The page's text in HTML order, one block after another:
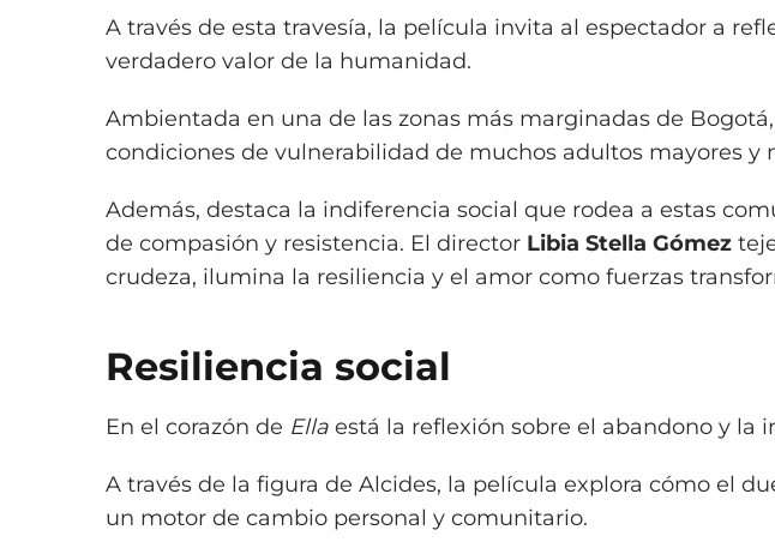
A través de esta travesía, la película invita al espectador a
verdadero valor de la humanidad.
Ambientada en una de las zonas más marginadas de Bogotá,
condiciones de vulnerabilidad de muchos adultos mayores y
Además, destaca la indiferencia social que rodea a estas
de compasión y resistencia. El director Libia Stella Gómez
crudeza, ilumina la resiliencia y el amor como fuerzas
Resiliencia social
En el corazón de Ella está la reflexión sobre el abandono y la
A través de la figura de Alcides, la película explora cómo el
un motor de cambio personal y comunitario.